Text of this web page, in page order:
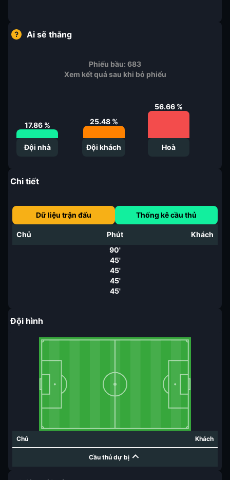
Ai sẽ thắng
Phiếu bầu: 683
Xem kết quả sau khi bỏ phiếu
17.86%
Đội nhà
25.48%
Đội khách
56.66 %
Hoà
Chi tiết
Dữ liệu trận đấu Thống kê cầu thủ
Chủ Phút
Khách
90'
45'
45'
45'
45'
Đội hình
Chủ Khách
Cầu thủ dự bị